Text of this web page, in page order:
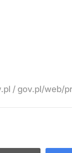
/ gov.pl/web/